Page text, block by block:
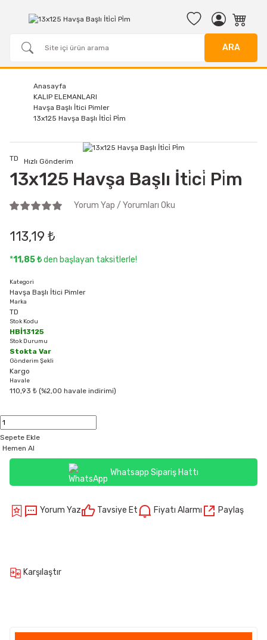
ARA
Anasayfa
KALIP ELEMANLARI
Havşa Başlı İtici Pimler
13x125 Havşa Başlı İti̇ci̇ Pi̇m
Hızlı Gönderim
TD
13x125 Havşa Başlı İti̇ci̇ Pi̇m
Yorum Yap / Yorumları Oku
113,19 ₺
*11,85 ₺den başlayan taksitlerle!
Kategori
Havşa Başlı İtici Pimler
Marka
TD
Stok Kodu
HBİ13125
Stok Durumu
Stokta Var
Gönderim Şekli
Kargo
Havale
110,93 ₺ (%2,00 havale indirimi)
Sepete Ekle
Hemen Al
Whatsapp Sipariş Hattı
Yorum Yaz Tavsiye Et Fiyatı Alarmı Paylaş
Karşılaştır